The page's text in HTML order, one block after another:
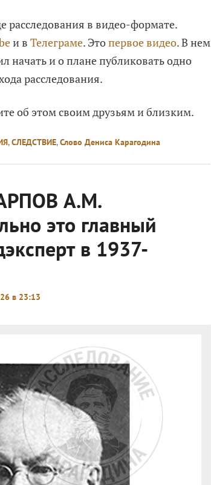
расследования в видео-формате.
и в Телеграме. Этопервое видео. В нем
начать и о плане публиковать одно
расследования.
об этом своим друзьям и близким.
,СЛЕДСТВИЕ,Слово Дениса Карагодина
А.М.
это главный
в 1937-
в 23:13